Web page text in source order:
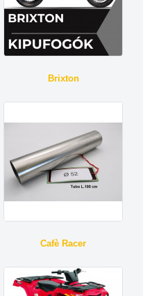
Brixton
Cafè Racer